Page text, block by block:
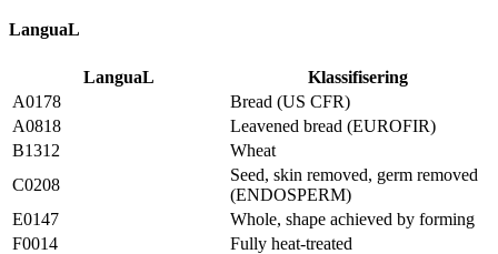
LanguaL
LanguaL
Klassifisering
A0178
Bread (US CFR)
A0818
Leavened bread (EUROFIR)
B1312
Wheat
C0208
Seed, skin removed, germ removed
(ENDOSPERM)
E0147
Whole, shape achieved by forming
F0014
Fully heat-treated